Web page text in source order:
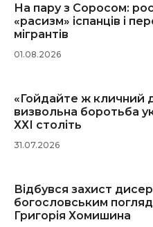
На пару з Соросом:
«расизм» іспанців і
мігрантів
01.08.2026
«Гойдайте ж кличний
визвольна боротьба
ХХІ століть
31.07.2026
Відбувся захист
богословським
Григорія Хомишина